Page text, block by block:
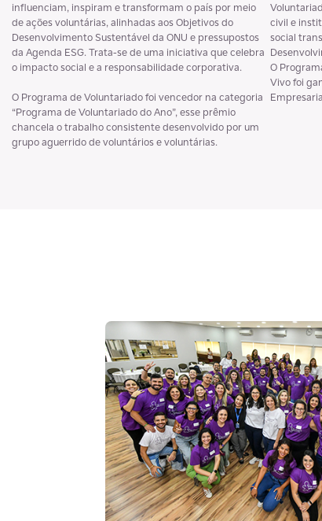
influenciam, inspiram e transformam o país por meio
de ações voluntárias, alinhadas aos Objetivos do
Desenvolvimento Sustentável da ONU e pressupostos
da Agenda ESG. Trata-se de uma iniciativa que celebra
o impacto social e a responsabilidade corporativa.
O Programa de Voluntariado foi vencedor na categoria
“Programa de Voluntariado do Ano”, esse prêmio
chancela o trabalho consistente desenvolvido por um
grupo aguerrido de voluntários e voluntárias.
civil e
social
O
Vivo foi